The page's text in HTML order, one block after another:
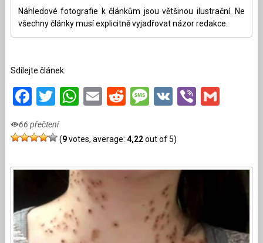
Náhledové fotografie k článkům jsou většinou ilustrační. Ne
všechny články musí explicitně vyjadřovat názor redakce.
Sdílejte článek:
Facebook
Twitter
WhatsApp
EmailRedditMessage
VKViber
66 přečtení
(9votes, average: 4,22out of 5)